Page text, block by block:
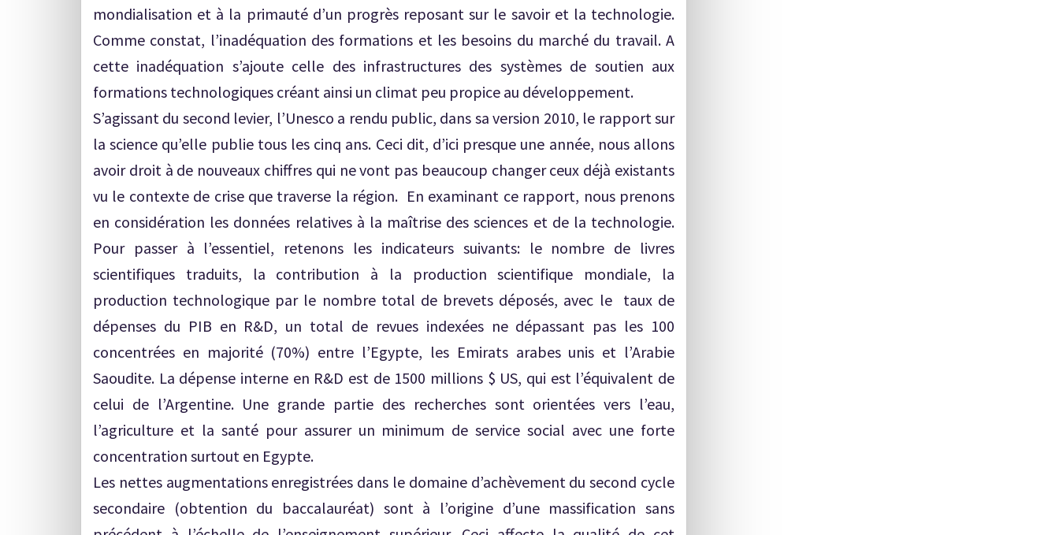
mondialisation et à la primauté d’un progrès reposant sur le savoir et la technologie.
Comme constat, l’inadéquation des formations et les besoins du marché du travail. A
cette inadéquation s’ajoute celle des infrastructures des systèmes de soutien aux
formations technologiques créant ainsi un climat peu propice au développement.
S’agissant du second levier, l’Unesco a rendu public, dans sa version 2010, le rapport sur
la science qu’elle publie tous les cinq ans. Ceci dit, d’ici presque une année, nous allons
avoir droit à de nouveaux chiffres qui ne vont pas beaucoup changer ceux déjà existants
vu le contexte de crise que traverse la région. En examinant ce rapport, nous prenons
en considération les données relatives à la maîtrise des sciences et de la technologie.
Pour passer à l’essentiel, retenons les indicateurs suivants: le nombre de livres
scientifiques traduits, la contribution à la production scientifique mondiale, la
production technologique par le nombre total de brevets déposés, avec le taux de
dépenses du PIB en R&D, un total de revues indexées ne dépassant pas les 100
concentrées en majorité (70%) entre l’Egypte, les Emirats arabes unis et l’Arabie
Saoudite. La dépense interne en R&D est de 1500 millions $ US, qui est l’équivalent de
celui de l’Argentine. Une grande partie des recherches sont orientées vers l’eau,
l’agriculture et la santé pour assurer un minimum de service social avec une forte
concentration surtout en Egypte.
Les nettes augmentations enregistrées dans le domaine d’achèvement du second cycle
secondaire (obtention du baccalauréat) sont à l’origine d’une massification sans